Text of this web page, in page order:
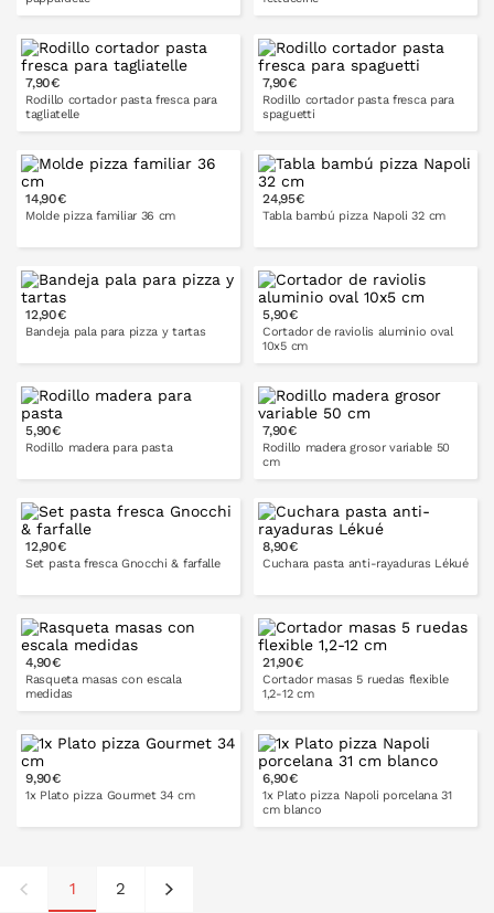
PONLO EN LA CESTA PONLO EN LA CESTA
7,90€
Rodillo cortador pasta fresca para
tagliatelle
PONLO EN LA CESTA
7,90€
Rodillo cortador pasta fresca para
spaguetti
PONLO EN LA CESTA
14,90€
Molde pizza familiar 36 cm
PONLO EN LA CESTA
24,95€
Tabla bambú pizza Napoli 32 cm
PONLO EN LA CESTA
12,90€
Bandeja pala para pizza y tartas
PONLO EN LA CESTA
5,90€
Cortador de raviolis aluminio oval
10x5 cm
PONLO EN LA CESTA
5,90€
Rodillo madera para pasta
32 cm 40 cm
7,90€
Rodillo madera grosor variable 50
cm
PONLO EN LA CESTA
12,90€
Set pasta fresca Gnocchi & farfalle
PONLO EN LA CESTA
8,90€
Cuchara pasta anti-rayaduras Lékué
PONLO EN LA CESTA
4,90€
Rasqueta masas con escala
medidas
PONLO EN LA CESTA
21,90€
Cortador masas 5 ruedas flexible
1,2-12 cm
PONLO EN LA CESTA
9,90€
1x Plato pizza Gourmet 34 cm
6,90€
1x Plato pizza Napoli porcelana 31
cm blanco
1 2